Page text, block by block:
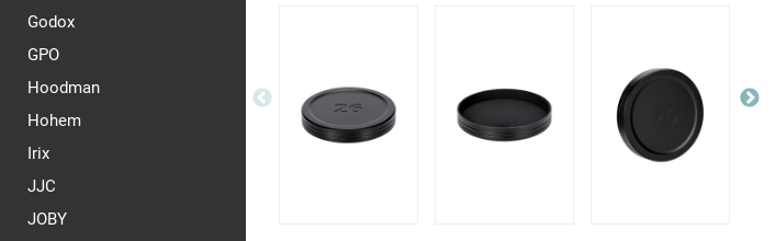
Godox
GPO
Hoodman
Hohem
Irix
JJC
JOBY